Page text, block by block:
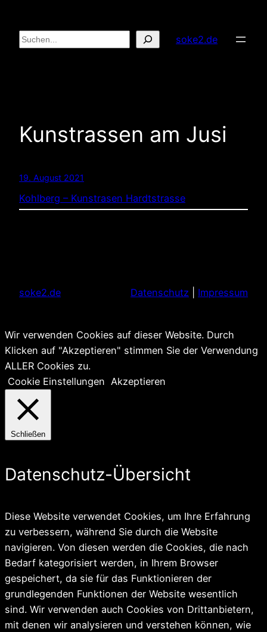
Inhalt
springen
Suchen soke2.de
Kunstrassen am Jusi
19. August 2021
Kohlberg – Kunstrasen Hardtstrasse
soke2.de Datenschutz Impressum
Wir verwenden Cookies auf dieser Website. Durch
Klicken auf "Akzeptieren" stimmen Sie der Verwendung
ALLER Cookies zu.
Cookie Einstellungen Akzeptieren
Schließen
Datenschutz-Übersicht
Diese Website verwendet Cookies, um Ihre Erfahrung
zu verbessern, während Sie durch die Website
navigieren. Von diesen werden die Cookies, die nach
Bedarf kategorisiert werden, in Ihrem Browser
gespeichert, da sie für das Funktionieren der
grundlegenden Funktionen der Website wesentlich
sind. Wir verwenden auch Cookies von Drittanbietern,
mit denen wir analysieren und verstehen können, wie